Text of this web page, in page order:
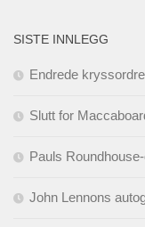
SISTE INNLEGG
Endrede
Slutt for
Pauls
John Lennons